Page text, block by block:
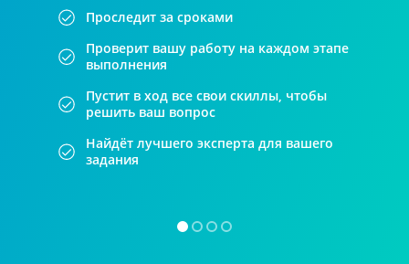
Проследит за сроками
Проверит вашу работу на каждом этапе
выполнения
Пустит в ход все свои скиллы, чтобы
решить ваш вопрос
Найдёт лучшего эксперта для вашего
задания